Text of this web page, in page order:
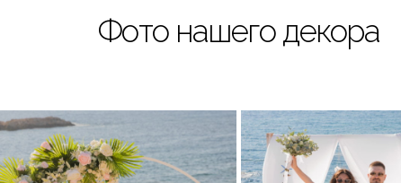
Фото нашего декора